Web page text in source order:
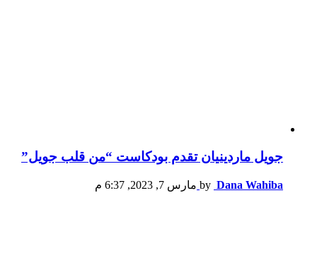
جويل ماردينيان تقدم بودكاست “من قلب جويل”
by Dana Wahiba مارس 7, 2023, 6:37 م